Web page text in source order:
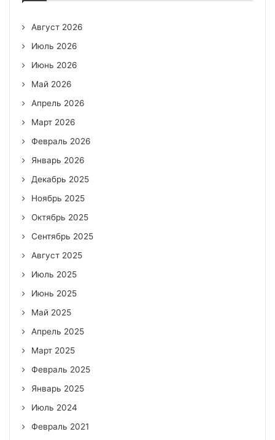
Август 2026
Июль 2026
Июнь 2026
Май 2026
Апрель 2026
Март 2026
Февраль 2026
Январь 2026
Декабрь 2025
Ноябрь 2025
Октябрь 2025
Сентябрь 2025
Август 2025
Июль 2025
Июнь 2025
Май 2025
Апрель 2025
Март 2025
Февраль 2025
Январь 2025
Июль 2024
Февраль 2021